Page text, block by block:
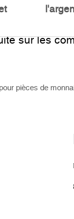
sur les
pièces de